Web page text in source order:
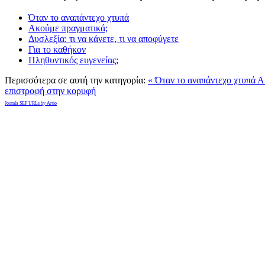
Όταν το αναπάντεχο χτυπά
Ακούμε πραγματικά;
Δυσλεξία: τι να κάνετε, τι να αποφύγετε
Για το καθήκον
Πληθυντικός ευγενείας;
Περισσότερα σε αυτή την κατηγορία: « Όταν το αναπάντεχο χτυπά
επιστροφή στην κορυφή
Joomla SEF URLs by Artio